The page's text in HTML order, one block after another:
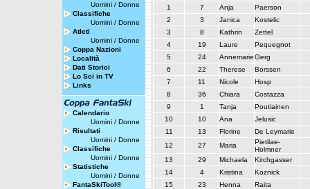
Uomini / Donne
Classifiche
Uomini / Donne
Atleti
Uomini / Donne
Coppa Nazioni
Località
Dati Storici
Lo Sci in TV
Links
Calendario
Uomini / Donne
Risultati
Uomini / Donne
Classifiche
Uomini / Donne
Statistiche
Uomini / Donne
FantaSkiTool®
1
7 Anja
Paerson
2
3 Janica
Kostelic
3
8 Kathrin
Zettel
4
19 Laure
Pequegnot
5
24 AnnemarieGerg
6
22 Therese
Borssen
7
11 Nicole
Hosp
8
36 Chiara
Costazza
9
1 Tanja
Poutiainen
10
10 Ana
Jelusic
11
13 Florine
De Leymarie
12
27 Maria
Pietilae-
Holmner
13
29 Michaela
Kirchgasser
14
4 Kristina
Koznick
15
23 Henna
Raita